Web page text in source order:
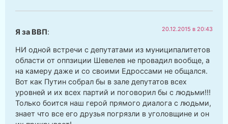
Я за ВВП: 20.12.2015 в 20:43
НИ одной встречи с депутатами из муниципалитетов
области от оппзиции Шевелев не провадил вообще, а
на камеру даже и со своими Едроссами не общался.
Вот как Путин собрал бы в зале депутатов всех
уровней и их всех партий и поговорил бы с людьми!!!
Только боится наш герой прямого диалога с людьми,
знает что все его друзья погрязли в уголовщине и он